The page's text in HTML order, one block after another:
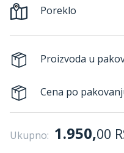
Poreklo
Proizvoda u
Cena po
Ukupno: 1.950,00